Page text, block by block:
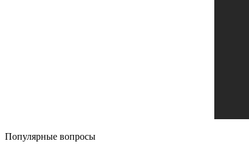
Популярные вопросы